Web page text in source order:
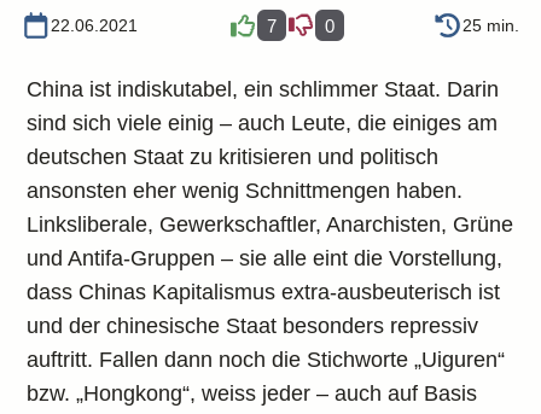
22.06.2021 7 0 25 min.
China ist indiskutabel, ein schlimmer Staat. Darin
sind sich viele einig – auch Leute, die einiges am
deutschen Staat zu kritisieren und politisch
ansonsten eher wenig Schnittmengen haben.
Linksliberale, Gewerkschaftler, Anarchisten, Grüne
und Antifa-Gruppen – sie alle eint die Vorstellung,
dass Chinas Kapitalismus extra-ausbeuterisch ist
und der chinesische Staat besonders repressiv
auftritt. Fallen dann noch die Stichworte „Uiguren“
bzw. „Hongkong“, weiss jeder – auch auf Basis